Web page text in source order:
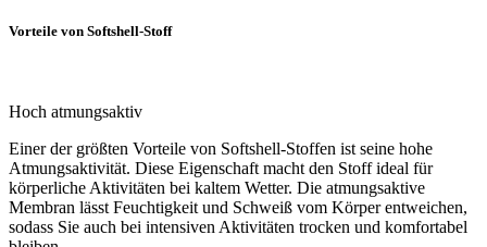
Vorteile von Softshell-Stoff
Hoch atmungsaktiv
Einer der größten Vorteile von Softshell-Stoffen ist seine hohe
Atmungsaktivität. Diese Eigenschaft macht den Stoff ideal für
körperliche Aktivitäten bei kaltem Wetter. Die atmungsaktive
Membran lässt Feuchtigkeit und Schweiß vom Körper entweichen,
sodass Sie auch bei intensiven Aktivitäten trocken und komfortabel